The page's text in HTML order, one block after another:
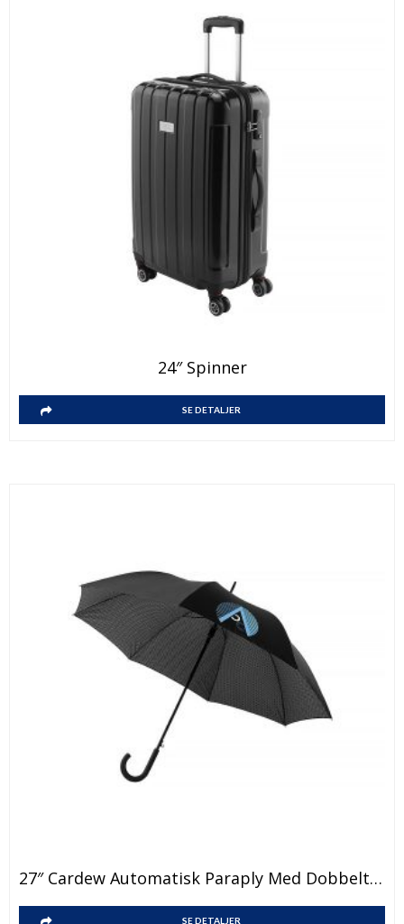
24″ Spinner
SE DETALJER
27″ Cardew Automatisk Paraply Med Dobbelt Stoff
SE DETALJER